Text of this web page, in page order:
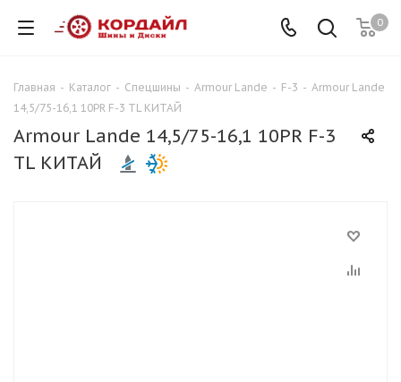
0
Главная - Каталог - Спецшины - Armour Lande - F-3 - Armour Lande
14,5/75-16,1 10PR F-3 TL КИТАЙ
Armour Lande 14,5/75-16,1 10PR F-3
TL КИТАЙ